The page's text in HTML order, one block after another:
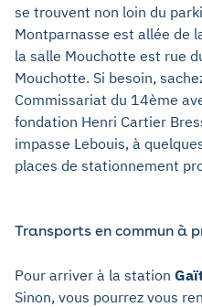
se trouvent non loin du
Montparnasse est allée de
la salle Mouchotte est rue
Mouchotte. Si besoin,
Commissariat du 14ème
fondation Henri Cartier
impasse Lebouis, à
places de stationnement
Transports en commun à
Pour arriver à la station
Sinon, vous pourrez vous